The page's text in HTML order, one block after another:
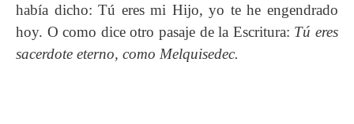
había dicho: Tú eres mi Hijo, yo te he engendrado
hoy. O como dice otro pasaje de la Escritura: Tú eres
sacerdote eterno, como Melquisedec.